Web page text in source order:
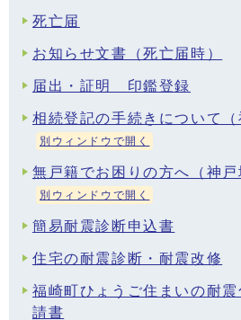
死亡届
お知らせ文書（死亡届時）
届出・証明 印鑑登録
相続登記の手続きについて（
別ウィンドウで開く
無戸籍でお困りの方へ（神戸
別ウィンドウで開く
簡易耐震診断申込書
住宅の耐震診断・耐震改修
福崎町ひょうご住まいの耐
請書